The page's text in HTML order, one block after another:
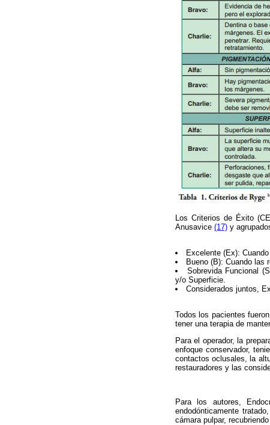
Los Criterios de Éxito
Anusavice (17) y
Excelente (Ex):
Bueno (B): Cuando las
Sobrevida Funcional
y/o Superficie.
Considerados juntos,
Todos los pacientes
tener una terapia de
Para el operador, la
enfoque conservador,
contactos oclusales, la
restauradores y las
Para los autores,
endodónticamente
cámara pulpar,